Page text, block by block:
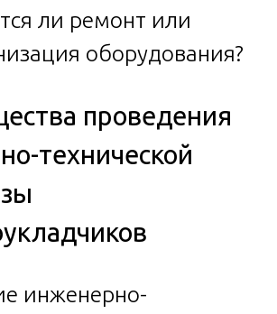
ли ремонт или
оборудования?
проведения
технической
инженерно-